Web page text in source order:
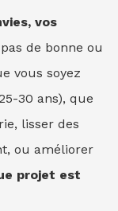
vos
pas de bonne ou
vous soyez
30 ans), que
lisser des
ou améliorer
projet est